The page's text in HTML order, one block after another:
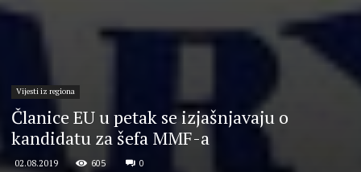
Vijesti iz regiona
Članice EU u petak se izjašnjavaju o
kandidatu za šefa MMF-a
02.08.2019 605 0